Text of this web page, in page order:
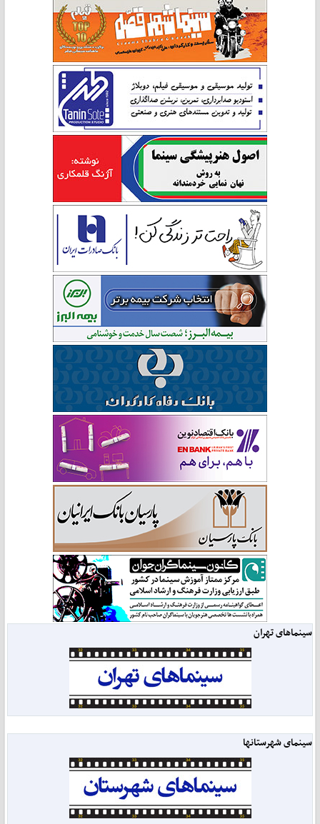
سینماهای تهران
سینمای شهرستانها